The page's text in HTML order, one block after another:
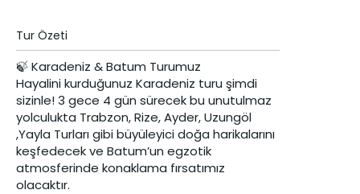
Tur Özeti
🍃 Karadeniz & Batum Turumuz
Hayalini kurduğunuz Karadeniz turu şimdi
sizinle! 3 gece 4 gün sürecek bu unutulmaz
yolculukta Trabzon, Rize, Ayder, Uzungöl
,Yayla Turları gibi büyüleyici doğa harikalarını
keşfedecek ve Batum’un egzotik
atmosferinde konaklama fırsatımız
olacaktır.